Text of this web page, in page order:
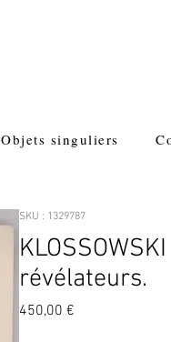
Objets singuliers
SKU : 1329787
révélateurs.
450,00 €